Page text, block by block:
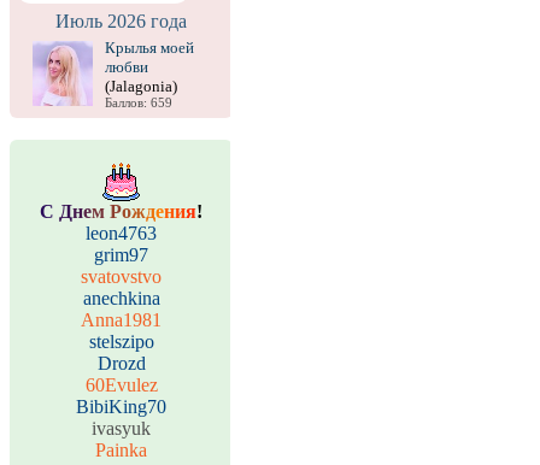
Июль 2026 года
Крылья моей
любви
(Jalagonia)
Баллов: 659
С Днем Рождения!
leon4763
grim97
svatovstvo
anechkina
Anna1981
stelszipo
Drozd
60Evulez
BibiKing70
ivasyuk
Painka